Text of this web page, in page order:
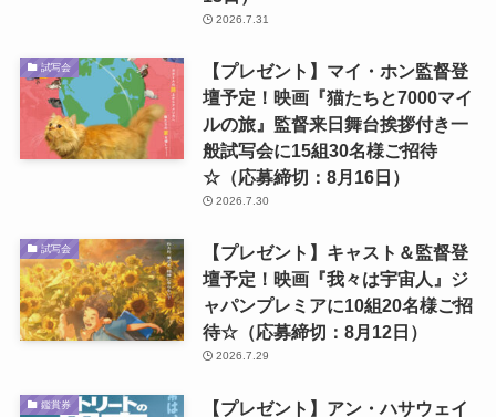
2026.7.31
試写会
【プレゼント】マイ・ホン監督登
壇予定！映画『猫たちと7000マイ
ルの旅』監督来日舞台挨拶付き一
般試写会に15組30名様ご招待
☆（応募締切：8月16日）
2026.7.30
試写会
【プレゼント】キャスト＆監督登
壇予定！映画『我々は宇宙人』ジ
ャパンプレミアに10組20名様ご招
待☆（応募締切：8月12日）
2026.7.29
鑑賞券
【プレゼント】アン・ハサウェイ